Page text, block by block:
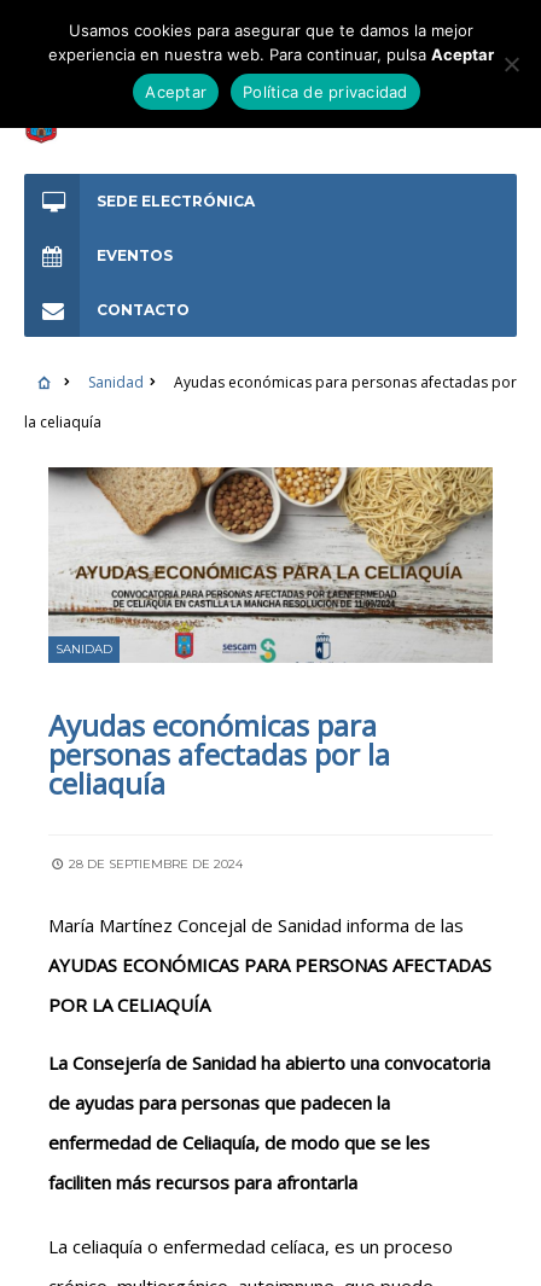
SEDE ELECTRÓNICA
EVENTOS
CONTACTO
Sanidad
Ayudas económicas para personas afectadas por
la celiaquía
SANIDAD
Ayudas económicas para
personas afectadas por la
celiaquía
28 DE SEPTIEMBRE DE 2024
María Martínez Concejal de Sanidad informa de las
AYUDAS ECONÓMICAS PARA PERSONAS AFECTADAS
POR LA CELIAQUÍA
La Consejería de Sanidad ha abierto una convocatoria
de ayudas para personas que padecen la
enfermedad de Celiaquía, de modo que se les
faciliten más recursos para afrontarla
La celiaquía o enfermedad celíaca, es un proceso
Usamos cookies para asegurar que te damos la mejor
experiencia en nuestra web. Para continuar, pulsa Aceptar
Aceptar
Política de privacidad